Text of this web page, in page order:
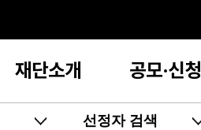
재단소개 공모·신청
선정자 검색